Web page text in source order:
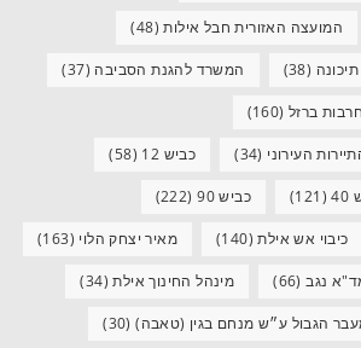
המועצה האזורית חבל אילות(48)
(38) המשרד להגנת הסביבה (37)
חרבות ברזל (160)
העירוני (34) כביש 12 (58)
(121) כביש 90 (222)
כיבוי אש אילת(140) מאיר יצחק הלוי (163)
נגב(66) מינהל החינוך אילת(34)
הגבול ע״ש מנחם בגין (טאבה)(30)